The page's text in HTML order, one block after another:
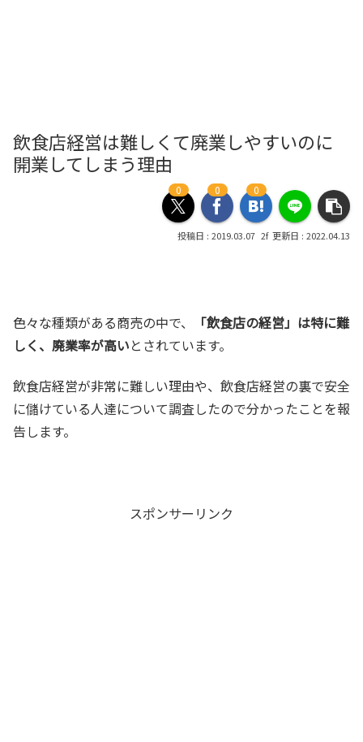
飲食店経営は難しくて廃業しやすいのに
開業してしまう理由
0 0 0
2019.03.07 2022.04.13
色々な種類がある商売の中で、
「飲食店の経営」は特に難
しく、廃業率が高いとされています。
飲食店経営が非常に難しい理由や、飲食店経営の裏で安全
に儲けている人達について調査したので分かったことを報
告します。
スポンサーリンク